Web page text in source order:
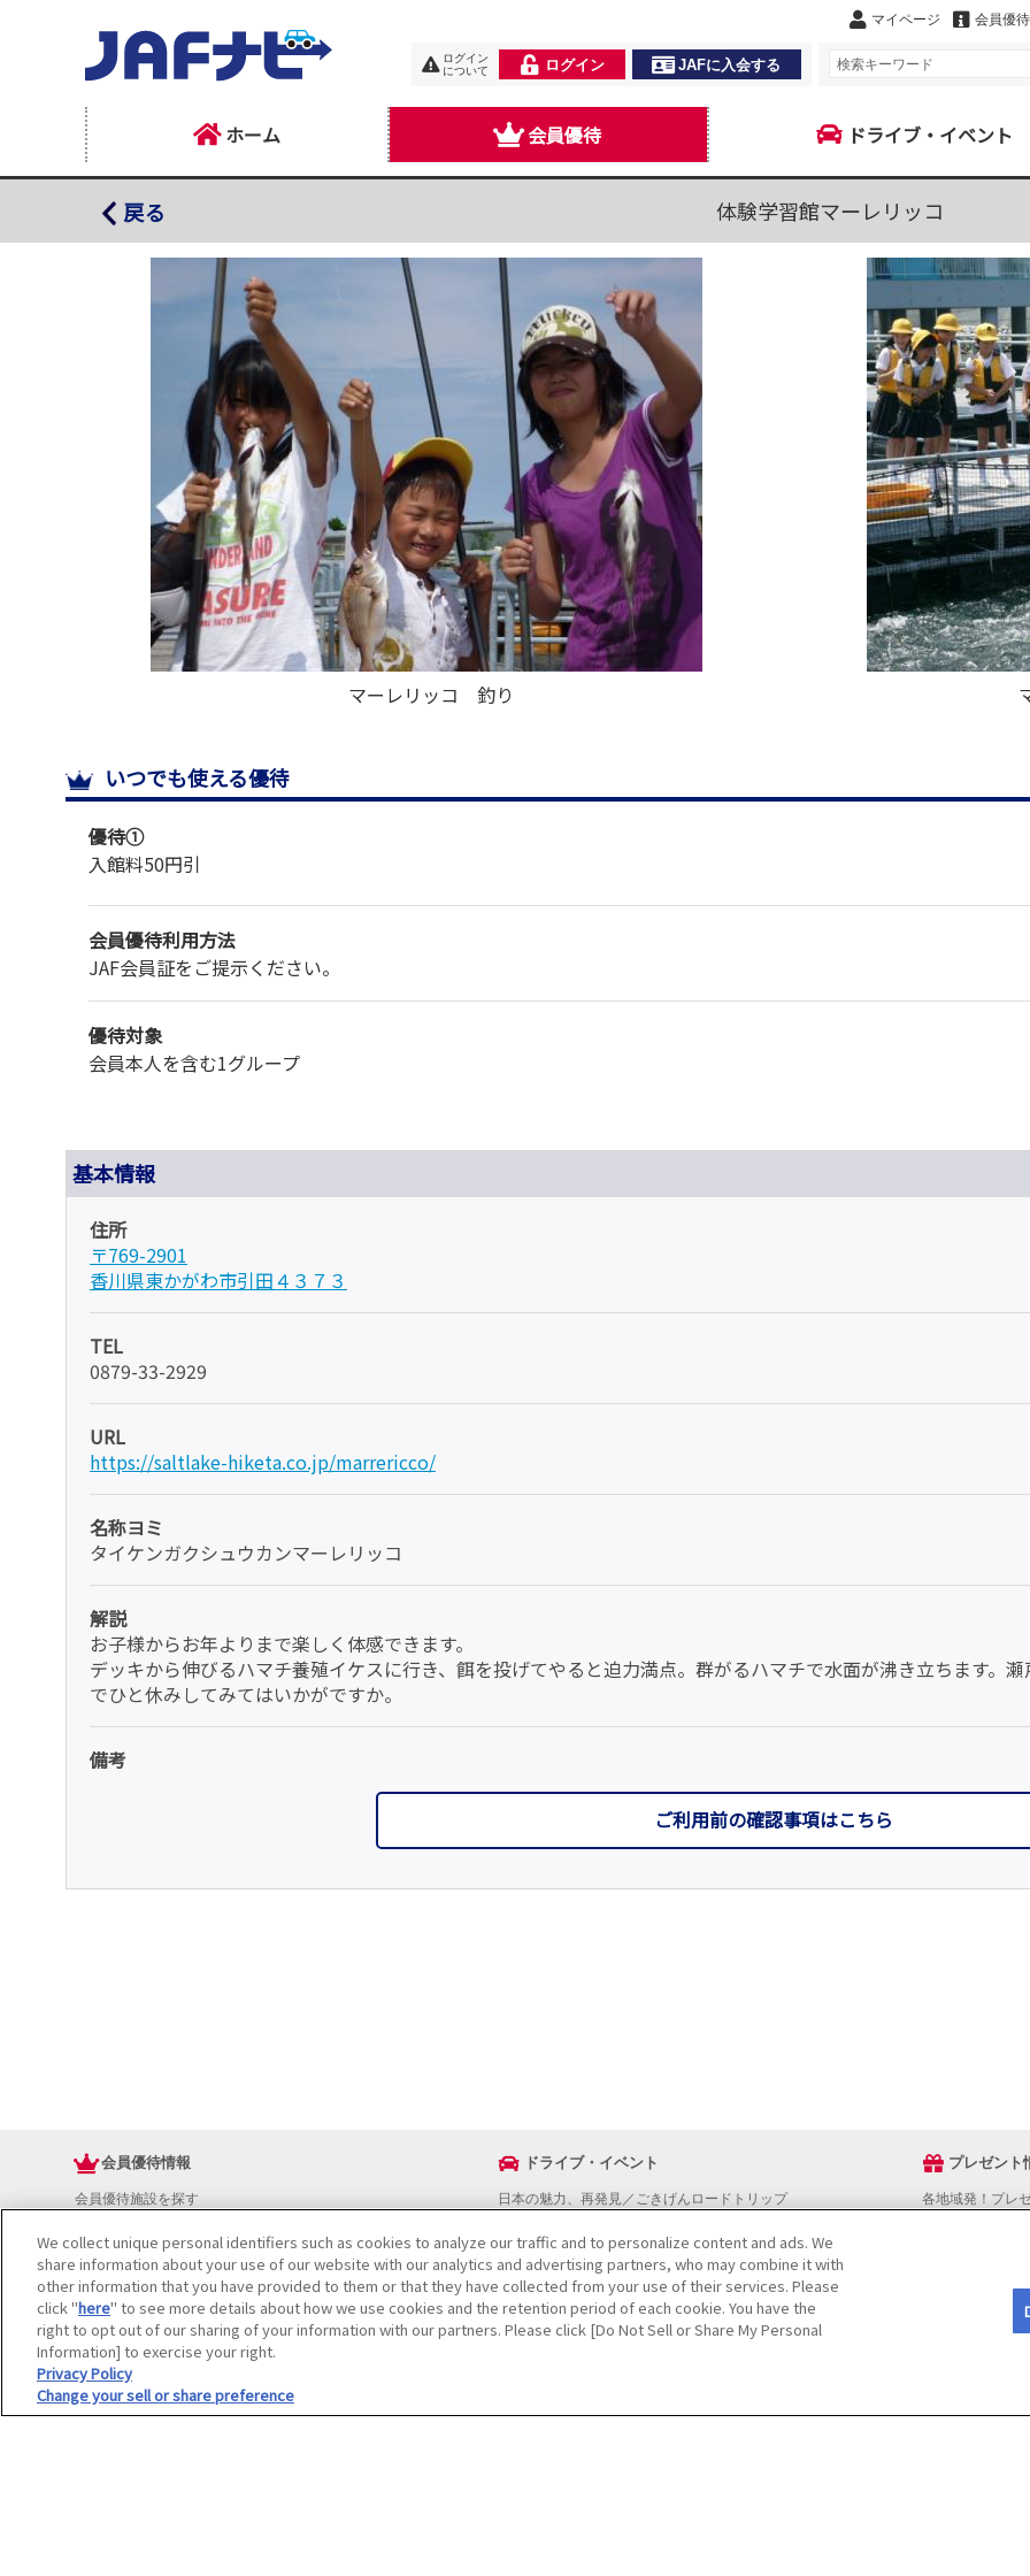
マイページ 会員優
ログイン
について
ログイン JAFに入会する
ホーム 会員優待 ドライブ・イベント
戻る 体験学習館マーレリッコ
体験学習館マーレリッコ
マーレリッコ 釣り
いつでも使える優待
優待①
入館料50円引
会員優待利用方法
JAF会員証をご提示ください。
優待対象
会員本人を含む1グループ
基本情報
住所
〒769-2901
香川県東かがわ市引田４３７３
TEL
0879-33-2929
URL
https://saltlake-hiketa.co.jp/marrericco/
名称ヨミ
タイケンガクシュウカンマーレリッコ
解説
お子様からお年よりまで楽しく体感できます。
デッキから伸びるハマチ養殖イケスに行き、餌を投げてやると迫力満点。群がるハマチで水面が沸き立ちます。
でひと休みしてみてはいかがですか。
備考
ご利用前の確認事項はこちら
会員優待情報
会員優待施設を探す
新規優待施設
海外で使える会員優待サービス
JAFプレミアムサービス
JAFライフサポート
JAF Mate
冊子JAF Mate・JAF PLUS
ドライブ・イベント
日本の魅力、再発見／ごきげんロードトリップ
おでかけスポットを探す
ドライブコースを探す
イベントを探す
地図から探す
プレゼント
各地域発！プレ
We collect unique personal identifiers such as cookies to analyze our traffic and to personalize content and ads. We
share information about your use of our website with our analytics and advertising partners, who may combine it with
other information that you have provided to them or that they have collected from your use of their services. Please
click "here" to see more details about how we use cookies and the retention period of each cookie. You have the
right to opt out of our sharing of your information with our partners. Please click [Do Not Sell or Share My Personal
Information] to exercise your right.
Privacy Policy
Change your sell or share preference